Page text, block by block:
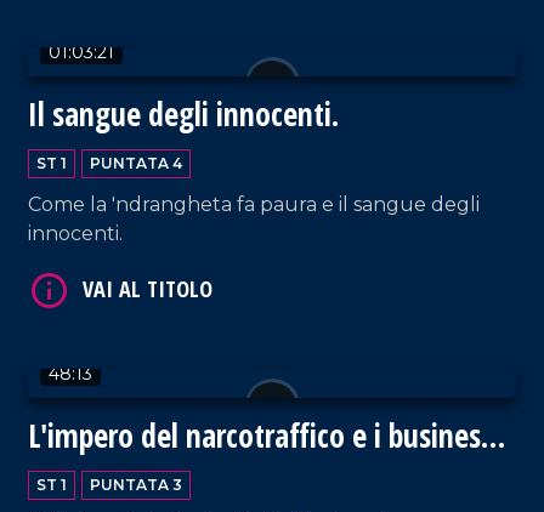
01:03:21
Il sangue degli innocenti.
ST 1 PUNTATA 4
Come la 'ndrangheta fa paura e il sangue degli
innocenti.
48:13
L'impero del narcotraffico e i business
miliardari della 'ndrangheta
ST 1 PUNTATA 3
VAI AL TITOLO